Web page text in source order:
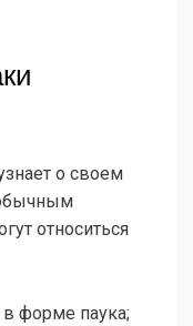
о своем
относиться
форме паука;